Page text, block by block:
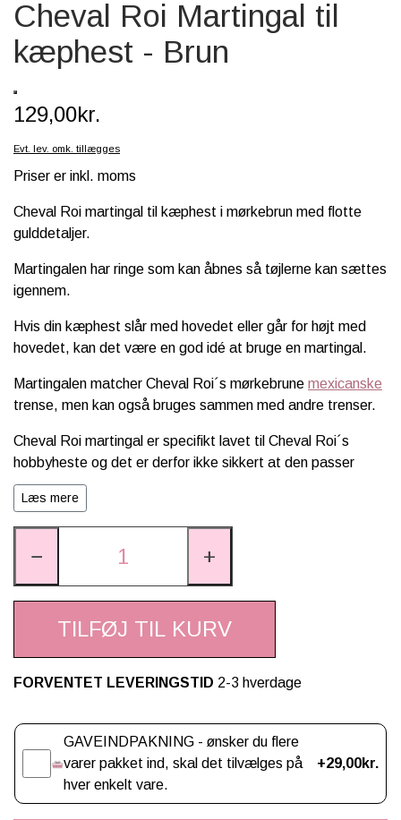
SCHLEICH® HEST & TILBEHØR
SKOLE, KREA & TILBEHØR
Cheval Roi Martingal til
kæphest - Brun
129,00kr.
Evt. lev. omk. tillægges
Priser er inkl. moms
Cheval Roi martingal til kæphest i mørkebrun med flotte
gulddetaljer.
Martingalen har ringe som kan åbnes så tøjlerne kan sættes
igennem.
Hvis din kæphest slår med hovedet eller går for højt med
hovedet, kan det være en god idé at bruge en martingal.
Martingalen matcher Cheval Roi´s mørkebrune mexicanske
trense, men kan også bruges sammen med andre trenser.
Cheval Roi martingal er specifikt lavet til Cheval Roi´s
hobbyheste og det er derfor ikke sikkert at den passer
andre kæpheste.
Mål: 18x20x1 cm
Materiale: polyester
Alder: fra 3 år
Læs mere
− +
TILFØJ TIL KURV
FORVENTET LEVERINGSTID 2-3 hverdage
GAVEINDPAKNING - ønsker du flere
varer pakket ind, skal det tilvælges på
hver enkelt vare.
+29,00kr.